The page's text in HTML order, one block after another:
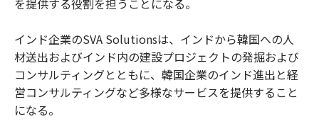
を提供する役割を担うことになる。
インド企業のSVA Solutionsは、インドから韓国への人
材送出およびインド内の建設プロジェクトの発掘および
コンサルティングとともに、韓国企業のインド進出と経
営コンサルティングなど多様なサービスを提供すること
になる。